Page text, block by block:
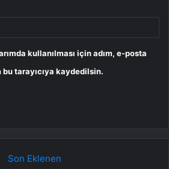
kullanılması için adım, e-posta
tarayıcıya kaydedilsin.
Son Eklenen